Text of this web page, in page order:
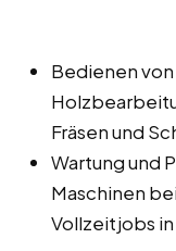
Bedienen
Fräsen und
Wartung und
Maschinen
Vollzeitjobs